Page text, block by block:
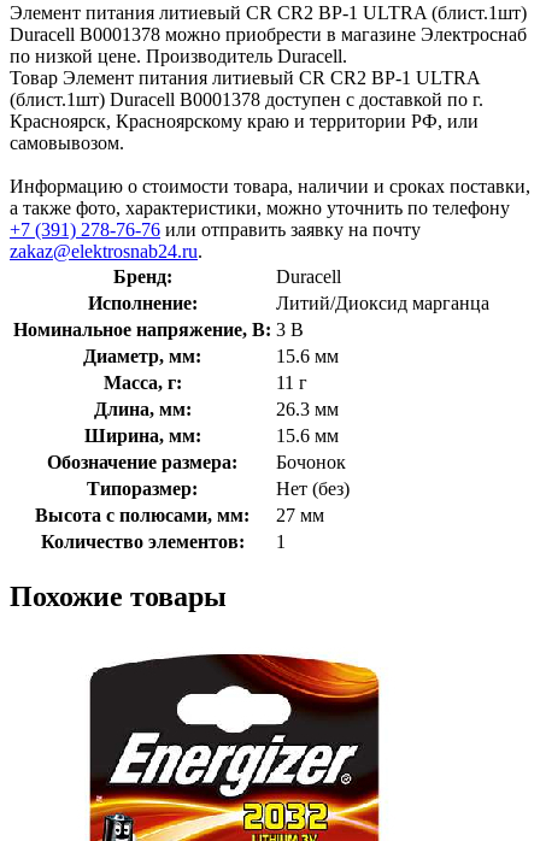
Элемент питания литиевый CR CR2 BP-1 ULTRA (блист.1шт)
Duracell B0001378 можно приобрести в магазине Электроснаб
по низкой цене. Производитель Duracell.
Товар Элемент питания литиевый CR CR2 BP-1 ULTRA
(блист.1шт) Duracell B0001378 доступен с доставкой по г.
Красноярск, Красноярскому краю и территории РФ, или
самовывозом.
Информацию о стоимости товара, наличии и сроках поставки,
а также фото, характеристики, можно уточнить по телефону
+7 (391) 278-76-76 или отправить заявку на почту
zakaz@elektrosnab24.ru.
Бренд:
Duracell
Исполнение:
Литий/Диоксид марганца
Номинальное напряжение, В: 3 В
Диаметр, мм:
15.6 мм
Масса, г:
11 г
Длина, мм:
26.3 мм
Ширина, мм:
15.6 мм
Обозначение размера:
Бочонок
Типоразмер:
Нет (без)
Высота с полюсами, мм:
27 мм
Количество элементов:
1
Похожие товары